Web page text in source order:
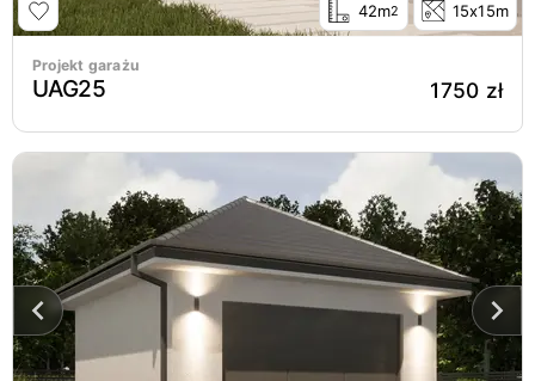
42m2 15x15m
Projekt garażu
UAG25 1750 zł